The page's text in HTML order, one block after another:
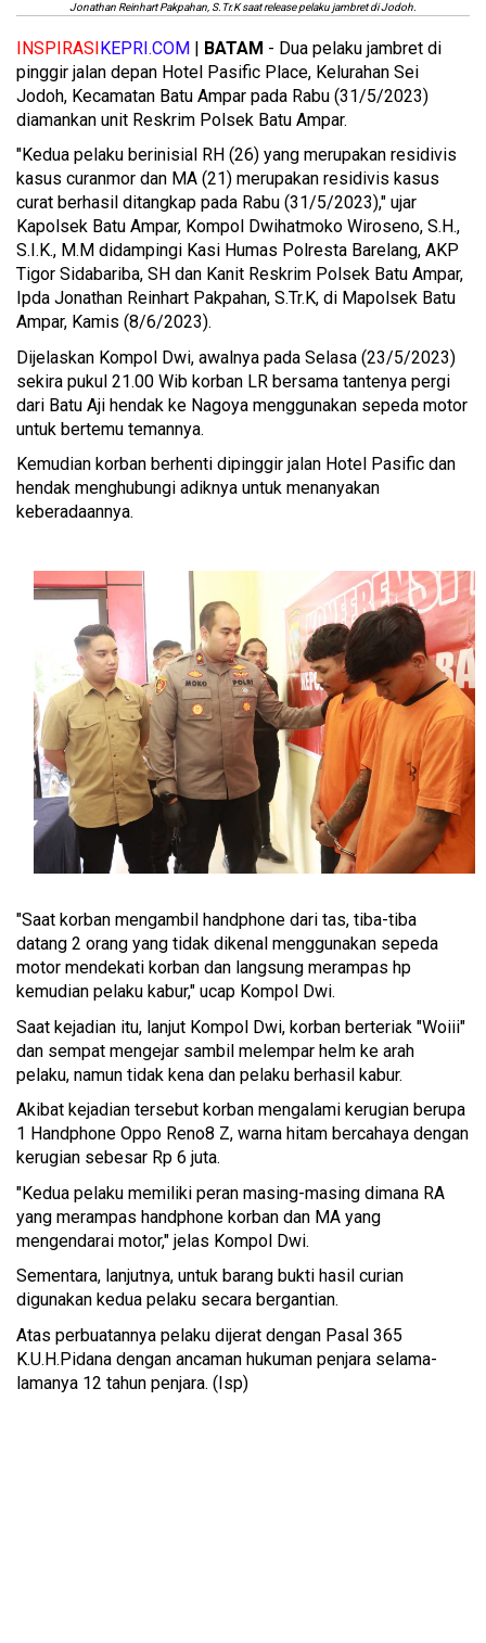
Jonathan Reinhart Pakpahan, S.Tr.K saat release pelaku jambret di Jodoh.
INSPIRASIKEPRI.COM | BATAM - Dua pelaku jambret di
pinggir jalan depan Hotel Pasific Place, Kelurahan Sei
Jodoh, Kecamatan Batu Ampar pada Rabu (31/5/2023)
diamankan unit Reskrim Polsek Batu Ampar.
"Kedua pelaku berinisial RH (26) yang merupakan residivis
kasus curanmor dan MA (21) merupakan residivis kasus
curat berhasil ditangkap pada Rabu (31/5/2023)," ujar
Kapolsek Batu Ampar, Kompol Dwihatmoko Wiroseno, S.H.,
S.I.K., M.M didampingi Kasi Humas Polresta Barelang, AKP
Tigor Sidabariba, SH dan Kanit Reskrim Polsek Batu Ampar,
Ipda Jonathan Reinhart Pakpahan, S.Tr.K, di Mapolsek Batu
Ampar, Kamis (8/6/2023).
Dijelaskan Kompol Dwi, awalnya pada Selasa (23/5/2023)
sekira pukul 21.00 Wib korban LR bersama tantenya pergi
dari Batu Aji hendak ke Nagoya menggunakan sepeda motor
untuk bertemu temannya.
Kemudian korban berhenti dipinggir jalan Hotel Pasific dan
hendak menghubungi adiknya untuk menanyakan
keberadaannya.
"Saat korban mengambil handphone dari tas, tiba-tiba
datang 2 orang yang tidak dikenal menggunakan sepeda
motor mendekati korban dan langsung merampas hp
kemudian pelaku kabur," ucap Kompol Dwi.
Saat kejadian itu, lanjut Kompol Dwi, korban berteriak "Woiii"
dan sempat mengejar sambil melempar helm ke arah
pelaku, namun tidak kena dan pelaku berhasil kabur.
Akibat kejadian tersebut korban mengalami kerugian berupa
1 Handphone Oppo Reno8 Z, warna hitam bercahaya dengan
kerugian sebesar Rp 6 juta.
"Kedua pelaku memiliki peran masing-masing dimana RA
yang merampas handphone korban dan MA yang
mengendarai motor," jelas Kompol Dwi.
Sementara, lanjutnya, untuk barang bukti hasil curian
digunakan kedua pelaku secara bergantian.
Atas perbuatannya pelaku dijerat dengan Pasal 365
K.U.H.Pidana dengan ancaman hukuman penjara selama-
lamanya 12 tahun penjara. (Isp)